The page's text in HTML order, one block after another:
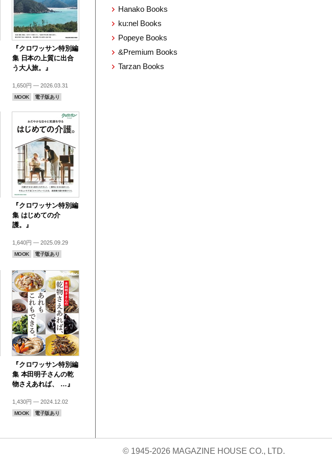
『クロワッサン特別編
集 日本の上質に出合
う大人旅。』
1,650円 — 2026.03.31
MOOK 電子版あり
『クロワッサン特別編
集 はじめての介
護。』
1,640円 — 2025.09.29
MOOK 電子版あり
『クロワッサン特別編
集 本田明子さんの乾
物さえあれば、 …』
1,430円 — 2024.12.02
MOOK 電子版あり
Hanako Books
ku:nel Books
Popeye Books
&Premium Books
Tarzan Books
© 1945-2026 MAGAZINE HOUSE CO., LTD.